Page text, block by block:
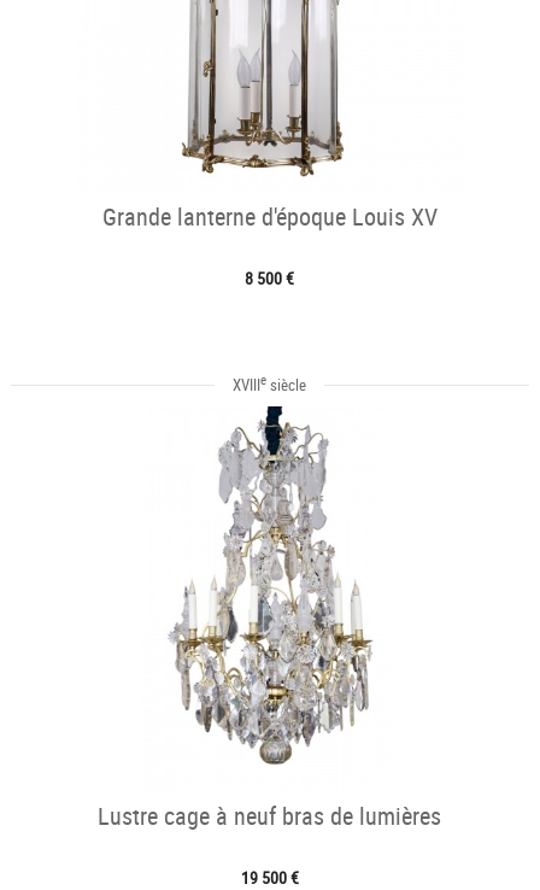
Grande lanterne d'époque Louis XV
8 500 €
XVIIIe siècle
Lustre cage à neuf bras de lumières
19 500 €